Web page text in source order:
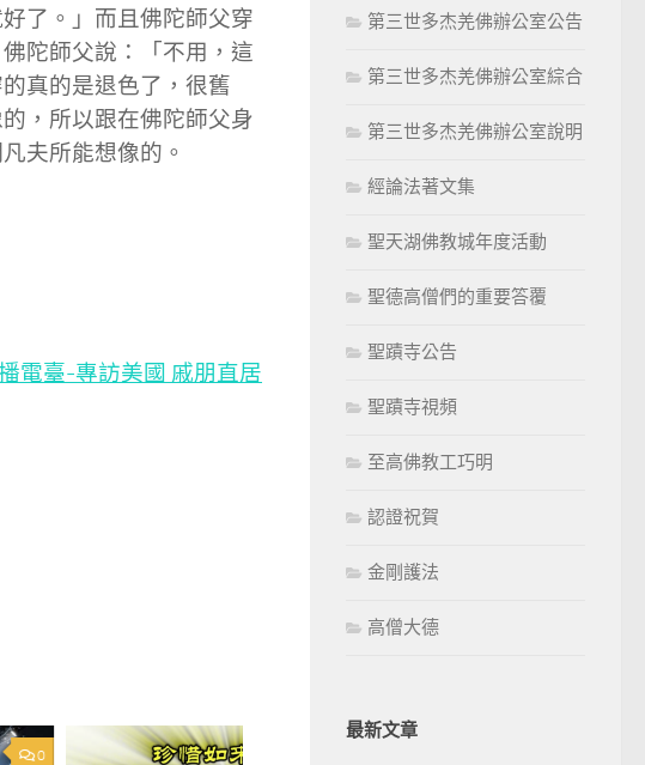
了。」而且佛陀師父穿
陀師父說：「不用，這
真的是退色了，很舊
，所以跟在佛陀師父身
夫所能想像的。
電臺-專訪美國 戚朋直居
0
第三世多杰羌佛辦公室公告
第三世多杰羌佛辦公室綜合
第三世多杰羌佛辦公室說明
經論法著文集
聖天湖佛教城年度活動
聖德高僧們的重要答覆
聖蹟寺公告
聖蹟寺視頻
至高佛教工巧明
認證祝賀
金剛護法
高僧大德
最新文章